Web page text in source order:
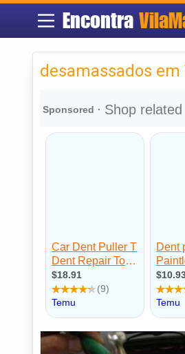
Encontra
desamassados